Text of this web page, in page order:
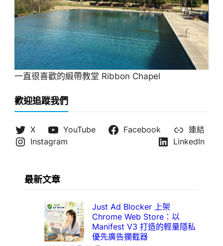
一直很喜歡的緞帶教堂 Ribbon Chapel
歡迎追蹤我們
X YouTube Facebook
連結
Instagram
LinkedIn
最新文章
Just Ad Blocker 上架
Chrome Web Store：以
Manifest V3 打造的輕量隱私
優先廣告攔截器